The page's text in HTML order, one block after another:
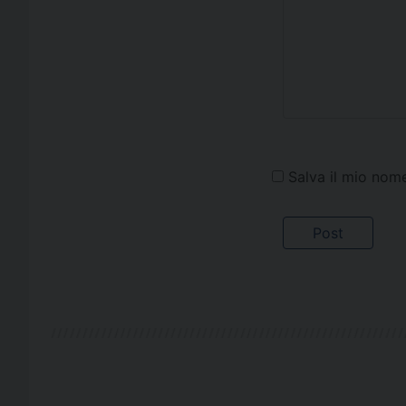
Salva il mio